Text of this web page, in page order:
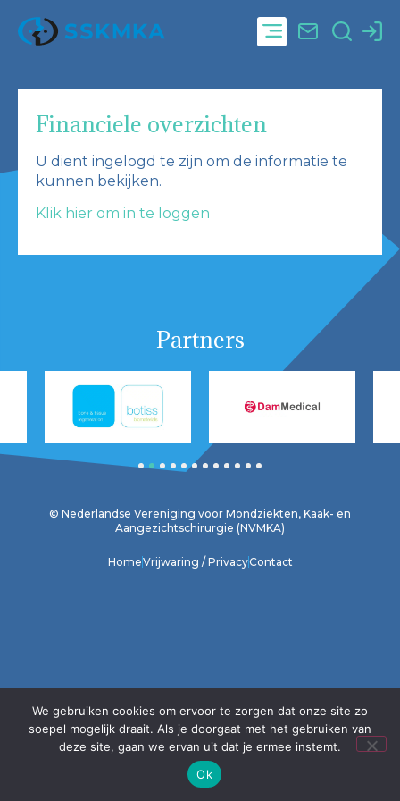
Financiele overzichten
U dient ingelogd te zijn om de informatie te
kunnen bekijken.
Klik hier om in te loggen
Partners
3 45 6 7 89 1011 12
© Nederlandse Vereniging voor Mondziekten, Kaak- en
Aangezichtschirurgie (NVMKA)
HomeVrijwaring / PrivacyContact
We gebruiken cookies om ervoor te zorgen dat onze site zo
soepel mogelijk draait. Als je doorgaat met het gebruiken van
deze site, gaan we ervan uit dat je ermee instemt.
Ok